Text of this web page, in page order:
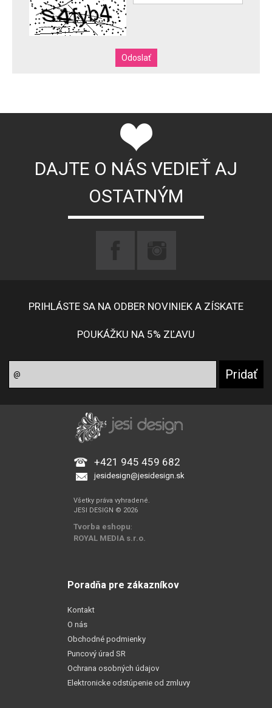
DAJTE O NÁS VEDIEŤ AJ
OSTATNÝM
PRIHLÁSTE SA NA ODBER NOVINIEK A ZÍSKATE
POUKÁŽKU NA 5% ZĽAVU
+421 945 459 682
jesidesign@jesidesign.sk
Všetky práva vyhradené.
JESI DESIGN © 2026
Tvorba eshopu:
ROYAL MEDIA s.r.o.
Poradňa pre zákazníkov
Kontakt
O nás
Obchodné podmienky
Puncový úrad SR
Ochrana osobných údajov
Elektronicke odstúpenie od zmluvy